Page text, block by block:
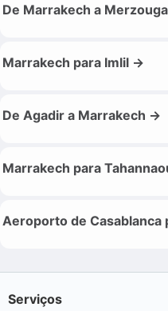
De Marrakech a
Marrakech para Imlil →
De Agadir a Marrakech →
Marrakech para
Aeroporto de
Serviços